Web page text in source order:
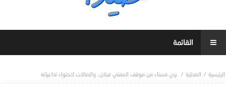
المحلية بري مستاء من موقف المفتي قبلان.. واتصالات لاحتواء تداعياته